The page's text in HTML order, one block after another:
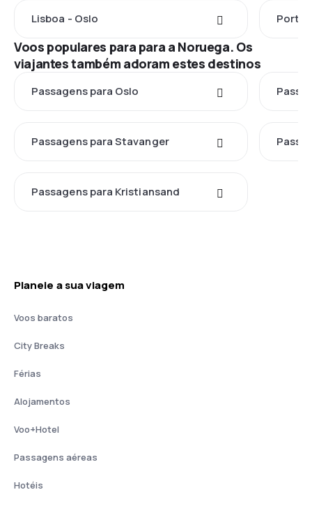
Lisboa - Oslo Porto
Voos populares para para a Noruega. Os
viajantes também adoram estes destinos
Passagens para Oslo
Passagens para Stavanger
Passagens para Kristiansand
Planeie a sua viagem
Voos baratos
City Breaks
Férias
Alojamentos
Voo+Hotel
Passagens aéreas
Hotéis